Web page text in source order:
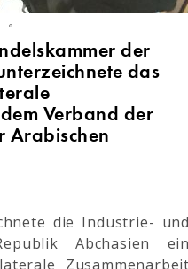
der
das
Verband der
Arabischen
die Industrie-
Abchasien